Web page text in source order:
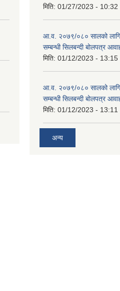
मिति: 01/27/2023 - 10:32
आ.व. २०७९/०८० सालको
सम्बन्धी सिलबन्दी बोलपत्र
मिति: 01/12/2023 - 13:15
आ.व. २०७९/०८० सालको
सम्बन्धी सिलबन्दी बोलपत्र
मिति: 01/12/2023 - 13:11
अन्य